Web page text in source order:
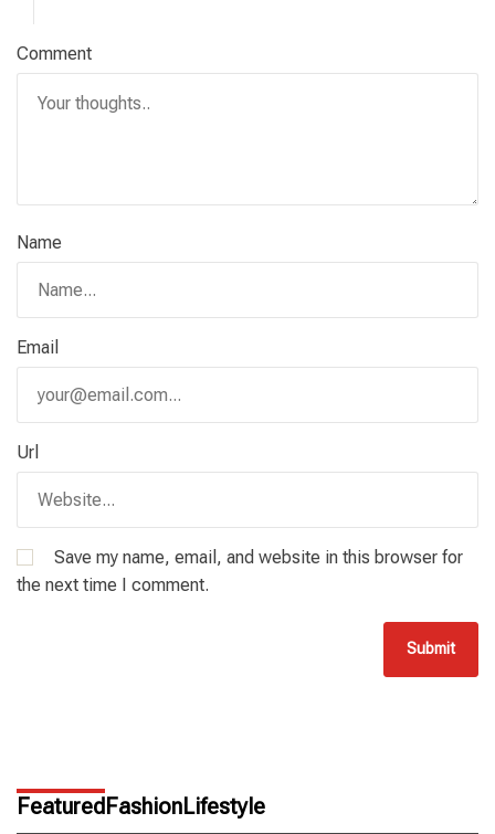
Comment
Name
Email
Url
Save my name, email, and website in this browser for
the next time I comment.
FeaturedFashionLifestyle